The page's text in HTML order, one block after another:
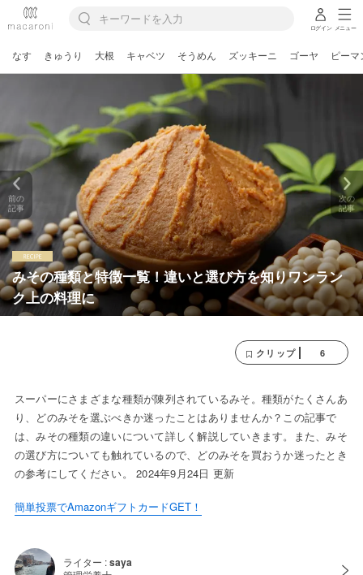
ログイン メニュー
なす きゅうり 大根 キャベツ そうめん ズッキーニ ゴーヤ ピーマ
みその種類と特徴一覧！違いと選び方を知りワンラン
ク上の料理に
前の
記事
次の
記事
クリップ 6
スーパーにさまざまな種類が陳列されているみそ。種類がたくさんあ
り、どのみそを選ぶべきか迷ったことはありませんか？この記事で
は、みその種類の違いについて詳しく解説していきます。また、みそ
の選び方についても触れているので、どのみそを買おうか迷ったとき
の参考にしてください。 2024年9月24日 更新
簡単投票でAmazonギフトカードGET！
ライター :saya